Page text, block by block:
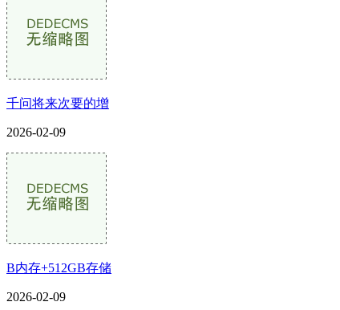
千问将来次要的增
2026-02-09
B内存+512GB存储
2026-02-09